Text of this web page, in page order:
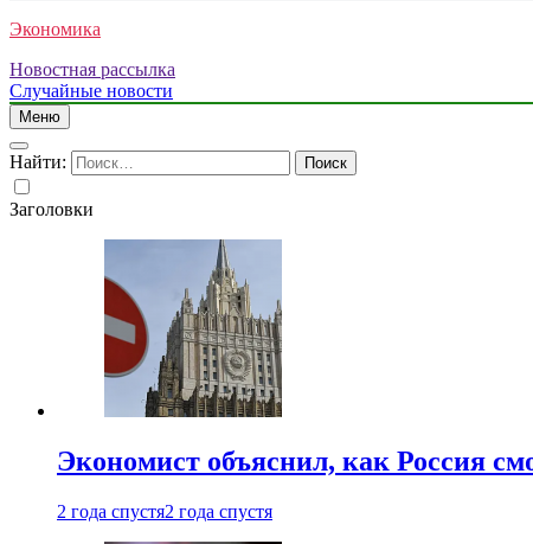
Экономика
Новостная рассылка
Случайные новости
Меню
Найти:
Заголовки
Экономист объяснил, как Россия
2 года спустя2 года спустя